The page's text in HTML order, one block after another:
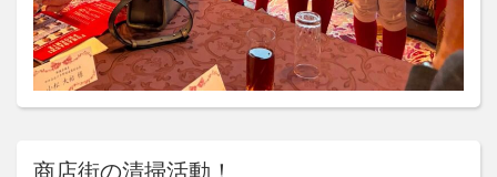
商店街の清掃活動！